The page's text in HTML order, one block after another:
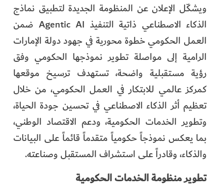
ويشكّل الإعلان عن المنظومة الجديدة لتطبيق نماذج
الذكاء الاصطناعي ذاتية التنفيذ Agentic AI ضمن
العمل الحكومي خطوة محورية في جهود دولة الإمارات
الرامية إلى مواصلة تطوير نموذجها الحكومي وفق
رؤية مستقبلية واضحة، تستهدف ترسيخ موقعها
كمركز عالمي للابتكار في العمل الحكومي، من خلال
تعظيم أثر الذكاء الاصطناعي في تحسين جودة الحياة،
وتطوير الخدمات الحكومية، ودعم الاقتصاد الوطني،
بما يعكس نموذجاً حكومياً متقدماً قائماً على البيانات
والذكاء، وقادراً على استشراف المستقبل وصناعته.
تطوير منظومة الخدمات الحكومية